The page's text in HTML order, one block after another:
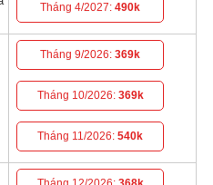
Tháng 4/2027:490k
Tháng 9/2026:369k
Tháng 10/2026: 369k
Tháng 11/2026:540k